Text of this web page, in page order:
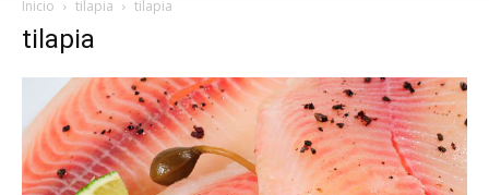
Inicio tilapia tilapia
tilapia